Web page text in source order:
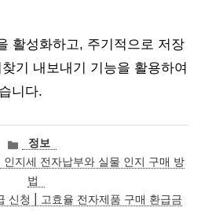
활성화하고, 주기적으로 저장
기 내보내기 기능을 활용하여
니다.
카
테
고
리
정보
지세 전자납부와 실물 인지 구매 방
법
신청 | 고효율 전자제품 구매 환급금